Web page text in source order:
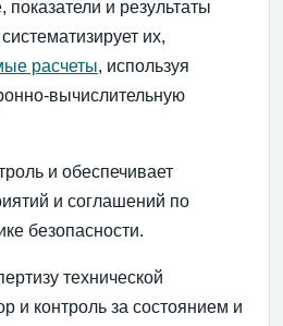
и результаты
их,
расчеты, используя
вычислительную
и обеспечивает
и соглашений по
безопасности.
технической
и контроль за состоянием и